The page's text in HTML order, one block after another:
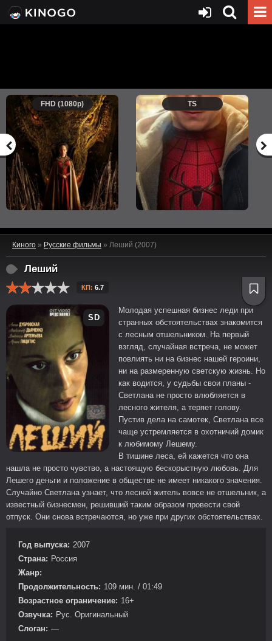
FHD (1080p) TS
Киного » Русские фильмы » Леший (2007)
Леший
КП: 6.7
SD
Молодая успешная бизнес леди при
странных обстоятельствах знакомится
с лесным отшельником. На первый
взгляд, случайная встреча, не может
повлиять ни на бизнес нашей героини,
ни на размеренную светскую жизнь. Но
как водится, у судьбы свои планы -
Светлана не просто влюбляется в
лесного жителя, а теряет голову.
Пустив дела на самотек, Светлана все
чаще устремляется в охотничий домик
к любимому Лешему.
В тишине леса, ей кажется что она
нашла не просто чувство, а настоящую бескорыстную любовь. Для
Лешего деньги и положение в обществе не имеет никакого значения.
Случайно Светлана узнает, что лесной житель вовсе не отшельник, а
известный бизнесмен, решивший таким образом провести свой
отпуск. Они снова встречаются, но уже при других обстоятельствах.
Год выпуска: 2007
Страна: Россия
Жанр:
Продолжительность: 109 мин. / 01:49
Возрастное ограничение: 16+
Озвучка: Рус. Оригинальный
Слоган: —